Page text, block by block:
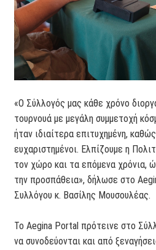
«Ο Σύλλογός μας κάθε χρόνο
τουρνουά με μεγάλη συμμετοχή
ήταν ιδιαίτερα επιτυχημένη,
ευχαριστημένοι. Ελπίζουμε η
τον χώρο και τα επόμενα χρόνια,
την προσπάθεια», δήλωσε στο
Συλλόγου κ. Βασίλης Μουσουλέας.
Το Aegina Portal πρότεινε στο
να συνοδεύονται και από